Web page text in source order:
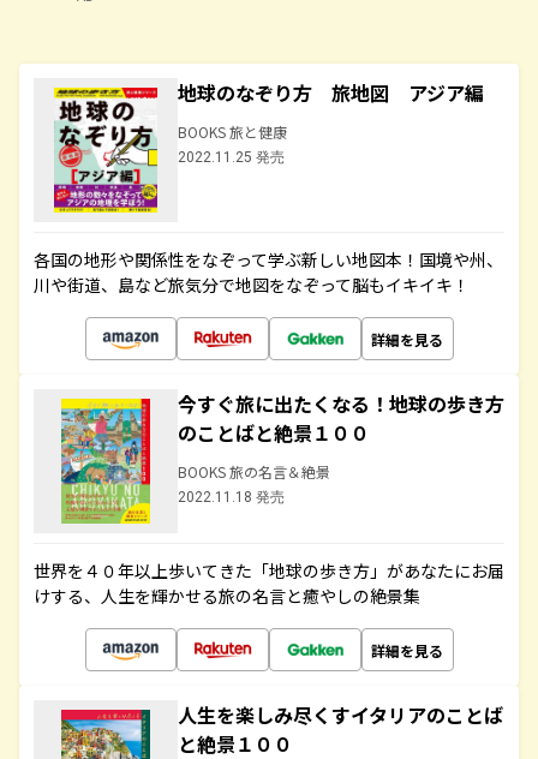
地球のなぞり方 旅地図 アジア編
BOOKS 旅と健康
2022.11.25 発売
各国の地形や関係性をなぞって学ぶ新しい地図本！国境や州、
川や街道、島など旅気分で地図をなぞって脳もイキイキ！
詳細を見る
今すぐ旅に出たくなる！地球の歩き方
のことばと絶景１００
BOOKS 旅の名言＆絶景
2022.11.18 発売
世界を４０年以上歩いてきた「地球の歩き方」があなたにお届
けする、人生を輝かせる旅の名言と癒やしの絶景集
詳細を見る
人生を楽しみ尽くすイタリアのことば
と絶景１００